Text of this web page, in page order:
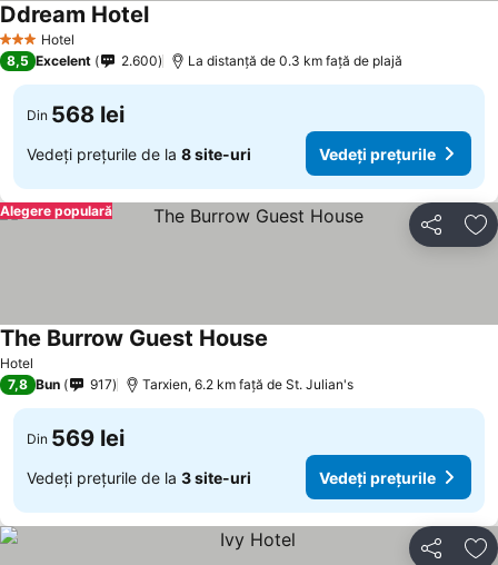
3 SteleHotel
Ddream Hotel
8,5 Excelent 2.600 La distanță de 0.3 km față de plajă
Din 568 lei
Vedeți prețurile de la 8 site-uri Vedeți prețurile
Distribuiți
Alegere populară
Hotel
The Burrow Guest House
7,8 Bun 917 Tarxien, 6.2 km faţă de St. Julian's
Din 569 lei
Vedeți prețurile de la 3 site-uri Vedeți prețurile
Distribuiți